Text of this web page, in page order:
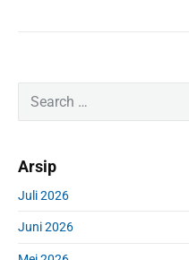
a
y
S
c
h
o
Arsip
Juli 2026
Juni 2026